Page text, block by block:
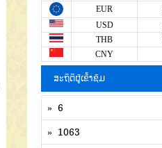
EUR
USD
THB
CNY
ສະຖິຕິຜູ້ເຂົ້າຊົມ
» 6
» 1063